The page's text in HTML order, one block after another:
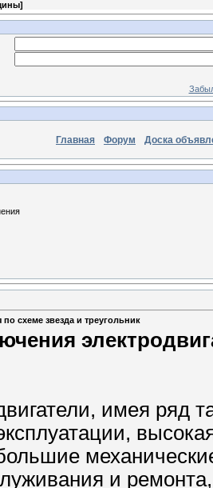
]
Главная Форум Доска
схеме звезда и треугольник
имея ряд
и